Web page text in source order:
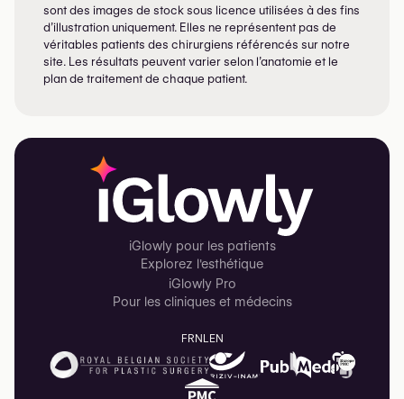
sont des images de stock sous licence utilisées à des fins
d’illustration uniquement. Elles ne représentent pas de
véritables patients des chirurgiens référencés sur notre
site. Les résultats peuvent varier selon l’anatomie et le
plan de traitement de chaque patient.
iGlowly pour les patients
Explorez l'esthétique
iGlowly Pro
Pour les cliniques et médecins
FRNLEN